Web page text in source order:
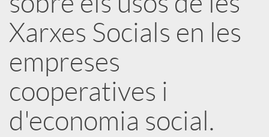
x
e
s
Xarxes Socials en les
empreses
cooperatives i
d'economia social.